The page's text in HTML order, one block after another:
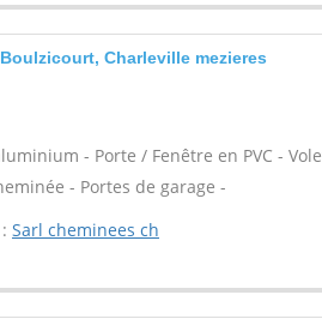
Charleville mezieres
- Porte / Fenêtre en PVC -
- Portes de garage -
Sarl cheminees ch